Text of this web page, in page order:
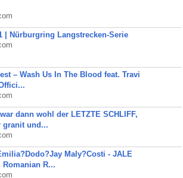
| Nürburgring Langstrecken-Serie
– Wash Us In The Blood feat. Travi
dann wohl der LETZTE SCHLIFF,
granit und...
Maly?Costi - JALE
Romanian R...